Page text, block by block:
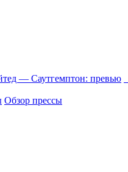
― Саутгемптон: превью
Обзор прессы